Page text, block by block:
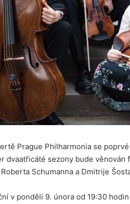
Prague Philharmonia se
dvaatřicáté sezony bude
Schumanna a Dmitrije
v pondělí 9. února od 19:30